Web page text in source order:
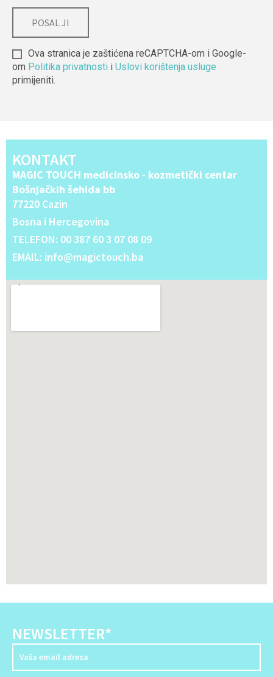
Ova stranica je zaštićena reCAPTCHA-om i Google-
om Politika privatnosti i Uslovi korištenja usluge
primijeniti.
KONTAKT
MAGIC TOUCH medicinsko - kozmetički centar
Bošnjačkih šehida bb
77220 Cazin
Bosna i Hercegovina
TELEFON: 00 387 60 3 07 08 09
EMAIL: info@magictouch.ba
NEWSLETTER*